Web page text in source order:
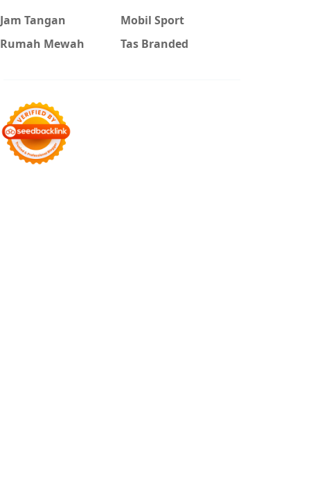
Jam Tangan
Mobil Sport
Rumah Mewah
Tas Branded